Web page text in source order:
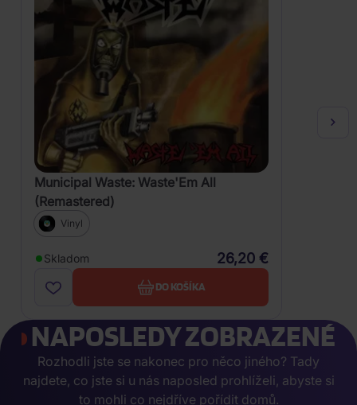
Municipal Waste: Waste'Em All
(Remastered)
Vinyl
Skladom 26,20 €
DO KOŠÍKA
NAPOSLEDY ZOBRAZENÉ
Rozhodli jste se nakonec pro něco jiného? Tady
najdete, co jste si u nás naposled prohlíželi, abyste si
to mohli co nejdříve pořídit domů.